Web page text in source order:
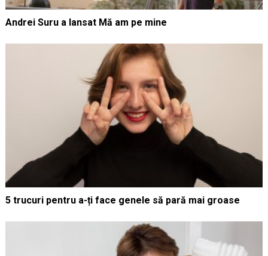
Andrei Suru a lansat Mă am pe mine
5 trucuri pentru a-ți face genele să pară mai groase